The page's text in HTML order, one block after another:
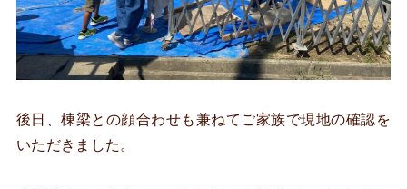
後日、棟梁との顔合わせも兼ねてご家族で現地の確認を
いただきました。